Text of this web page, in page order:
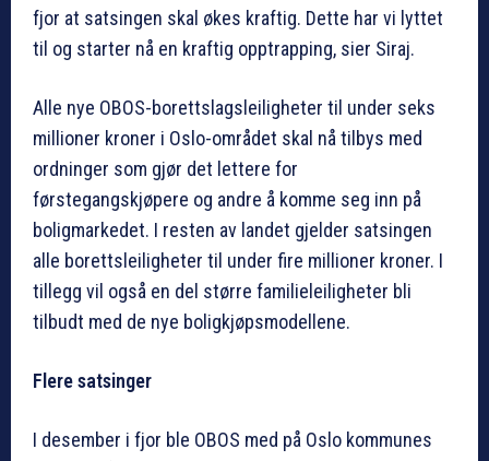
fjor at satsingen skal økes kraftig. Dette har vi lyttet
til og starter nå en kraftig opptrapping, sier Siraj.
Alle nye OBOS-borettslagsleiligheter til under seks
millioner kroner i Oslo-området skal nå tilbys med
ordninger som gjør det lettere for
førstegangskjøpere og andre å komme seg inn på
boligmarkedet. I resten av landet gjelder satsingen
alle borettsleiligheter til under fire millioner kroner. I
tillegg vil også en del større familieleiligheter bli
tilbudt med de nye boligkjøpsmodellene.
Flere satsinger
I desember i fjor ble OBOS med på Oslo kommunes